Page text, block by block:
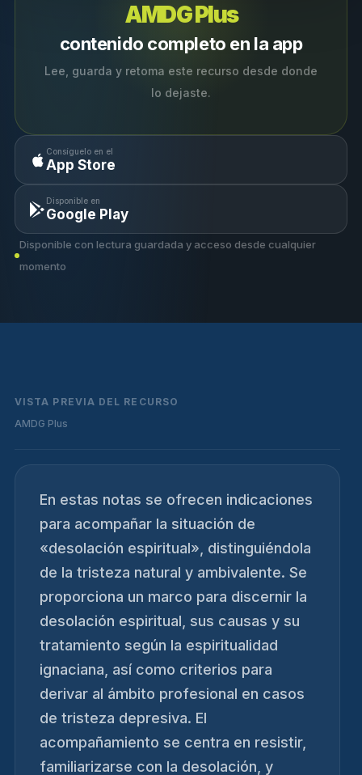
AMDG Plus
contenido completo en la app
Lee, guarda y retoma este recurso desde donde
lo dejaste.
Consíguelo en el
App Store
Disponible en
Google Play
Disponible con lectura guardada y acceso desde cualquier
momento
VISTA PREVIA DEL RECURSO
AMDG Plus
En estas notas se ofrecen indicaciones
para acompañar la situación de
«desolación espiritual», distinguiéndola
de la tristeza natural y ambivalente. Se
proporciona un marco para discernir la
desolación espiritual, sus causas y su
tratamiento según la espiritualidad
ignaciana, así como criterios para
derivar al ámbito profesional en casos
de tristeza depresiva. El
acompañamiento se centra en resistir,
familiarizarse con la desolación, y